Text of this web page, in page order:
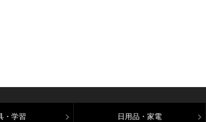
・学習 日用品・家電